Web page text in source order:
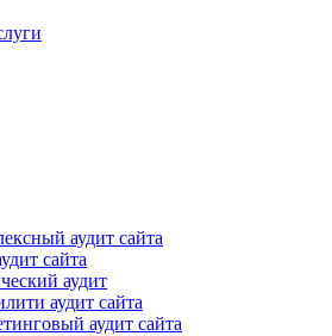
аудит сайта
сайта
аудит
аудит сайта
аудит сайта